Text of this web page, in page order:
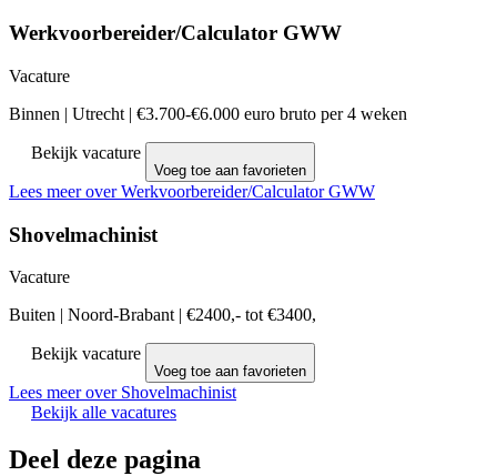
Werkvoorbereider/Calculator GWW
Vacature
Binnen | Utrecht | €3.700-€6.000 euro bruto per 4 weken
Bekijk vacature
Voeg toe aan favorieten
Lees meer over Werkvoorbereider/Calculator GWW
Shovelmachinist
Vacature
Buiten | Noord-Brabant | €2400,- tot €3400,
Bekijk vacature
Voeg toe aan favorieten
Lees meer over Shovelmachinist
Bekijk alle vacatures
Deel deze pagina